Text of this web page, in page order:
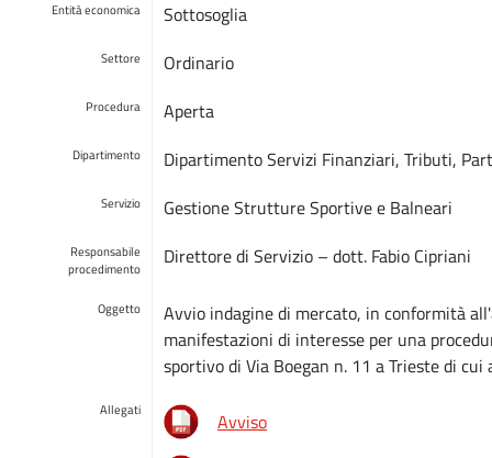
Entità economica Sottosoglia
Settore Ordinario
Procedura Aperta
Dipartimento Dipartimento Servizi Finanziari, Tributi,
Servizio Gestione Strutture Sportive e Balneari
Responsabile
procedimento
Direttore di Servizio – dott. Fabio Cipriani
Oggetto
Avvio indagine di mercato, in conformità
manifestazioni di interesse per una
sportivo di Via Boegan n. 11 a Trieste di
Allegati
Avviso